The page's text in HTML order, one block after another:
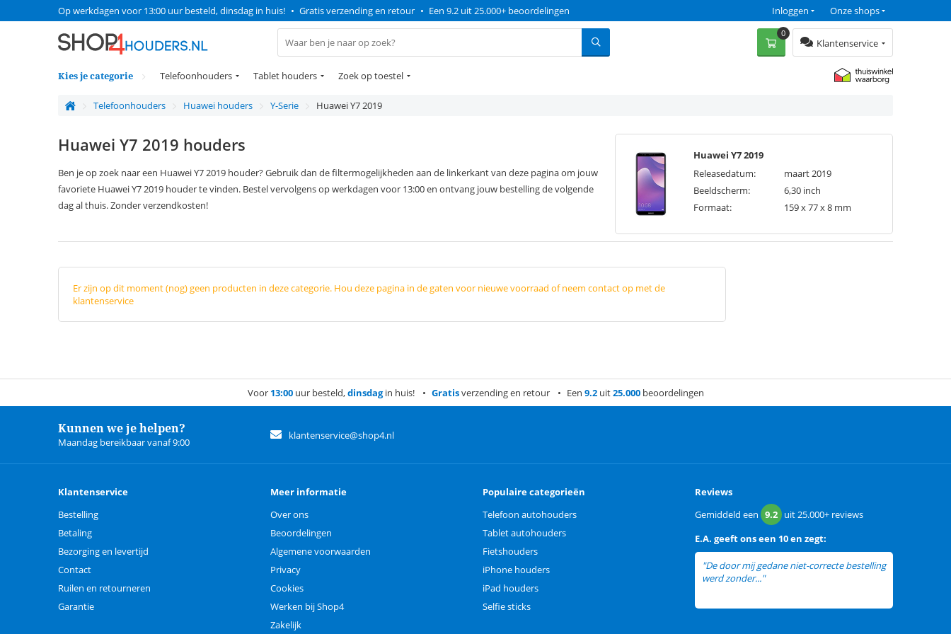
Op werkdagen voor 13:00 uur besteld, dinsdag in huis! • Gratis verzending en retour • Een 9.2 uit 25.000+ beoordelingen Onze shops
Inloggen
Klantenservice
0
Kies je categorie Telefoonhouders Tablet houders Zoek op toestel
Telefoonhouders Huawei houders Y-Serie Huawei Y7 2019
Huawei Y7 2019 houders
Ben je op zoek naar een Huawei Y7 2019 houder? Gebruik dan de filtermogelijkheden aan de linkerkant van deze pagina om jouw
favoriete Huawei Y7 2019 houder te vinden. Bestel vervolgens op werkdagen voor 13:00 en ontvang jouw bestelling de volgende
dag al thuis. Zonder verzendkosten!
Huawei Y7 2019
Releasedatum:
maart 2019
Beeldscherm:
6,30 inch
Formaat:
159 x 77 x 8 mm
Er zijn op dit moment (nog) geen producten in deze categorie. Hou deze pagina in de gaten voor nieuwe voorraad of neem contact op met de
klantenservice
Voor 13:00uur besteld,dinsdagin huis! Gratisverzending en retour Een 9.2uit25.000beoordelingen
Kunnen we je helpen?
Maandag bereikbaar vanaf 9:00
klantenservice@shop4.nl
Klantenservice
Bestelling
Betaling
Bezorging en levertijd
Contact
Ruilen en retourneren
Garantie
Meer informatie
Over ons
Beoordelingen
Algemene voorwaarden
Privacy
Cookies
Werken bij Shop4
Zakelijk
Populaire categorieën
Telefoon autohouders
Tablet autohouders
Fietshouders
iPhone houders
iPad houders
Selfie sticks
Reviews
Gemiddeld een 9.2 uit25.000+ reviews
E.A. geeft ons een 10 en zegt:
"De door mij gedane niet-correcte bestelling
werd zonder..."